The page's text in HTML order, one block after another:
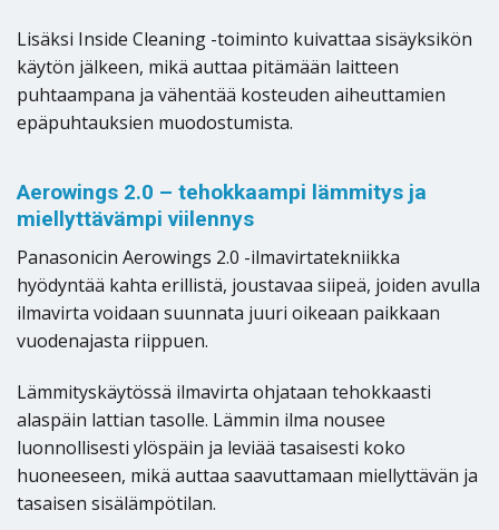
Lisäksi Inside Cleaning -toiminto kuivattaa sisäyksikön
käytön jälkeen, mikä auttaa pitämään laitteen
puhtaampana ja vähentää kosteuden aiheuttamien
epäpuhtauksien muodostumista.
Aerowings 2.0 – tehokkaampi lämmitys ja
miellyttävämpi viilennys
Panasonicin Aerowings 2.0 -ilmavirtatekniikka
hyödyntää kahta erillistä, joustavaa siipeä, joiden avulla
ilmavirta voidaan suunnata juuri oikeaan paikkaan
vuodenajasta riippuen.
Lämmityskäytössä ilmavirta ohjataan tehokkaasti
alaspäin lattian tasolle. Lämmin ilma nousee
luonnollisesti ylöspäin ja leviää tasaisesti koko
huoneeseen, mikä auttaa saavuttamaan miellyttävän ja
tasaisen sisälämpötilan.